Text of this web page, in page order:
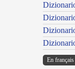
En français